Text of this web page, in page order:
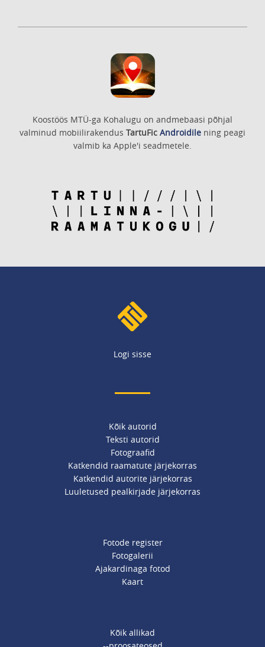
Koostöös MTÜ-ga Kohalugu on andmebaasi põhjal
valminud mobiilirakendus TartuFic Androidile ning peagi
valmib ka Apple'i seadmetele.
Logi sisse
Kõik autorid
Teksti autorid
Fotograafid
Katkendid raamatute järjekorras
Katkendid autorite järjekorras
Luuletused pealkirjade järjekorras
Fotode register
Fotogalerii
Ajakardinaga fotod
Kaart
Kõik allikad